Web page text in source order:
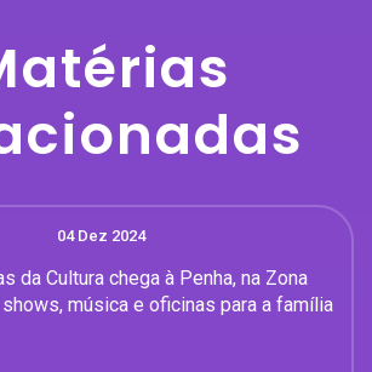
04 Dez 2024